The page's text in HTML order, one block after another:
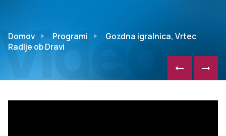
Video
Domov Programi
Gozdna igralnica, Vrtec
Radlje ob Dravi